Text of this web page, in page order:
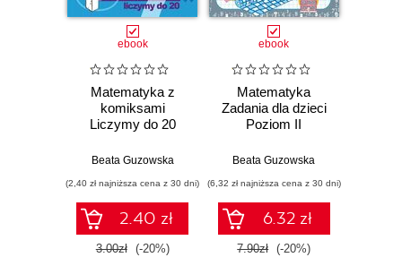
ebook
Matematyka z
komiksami
Liczymy do 20
Beata Guzowska
(2,40 zł najniższa cena z 30 dni)
2.40 zł
3.00zł (-20%)
ebook
Matematyka
Zadania dla dzieci
Poziom II
Beata Guzowska
(6,32 zł najniższa cena z 30 dni)
6.32 zł
7.90zł (-20%)